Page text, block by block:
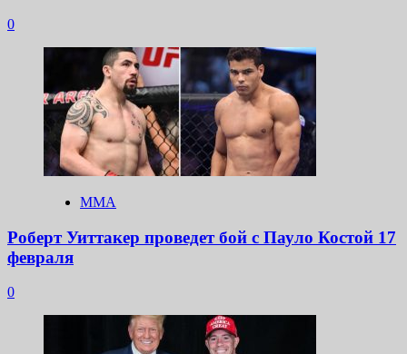
0
ММА
Роберт Уиттакер проведет бой с Пауло Костой 17
февраля
0